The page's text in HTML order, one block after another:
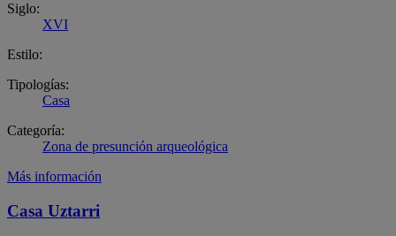
Siglo:
XVI
Estilo:
Tipologías:
Casa
Categoría:
Zona de presunción arqueológica
Más información
Casa Uztarri